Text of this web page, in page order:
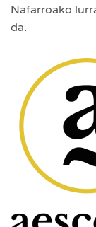
Nafarroako
da.